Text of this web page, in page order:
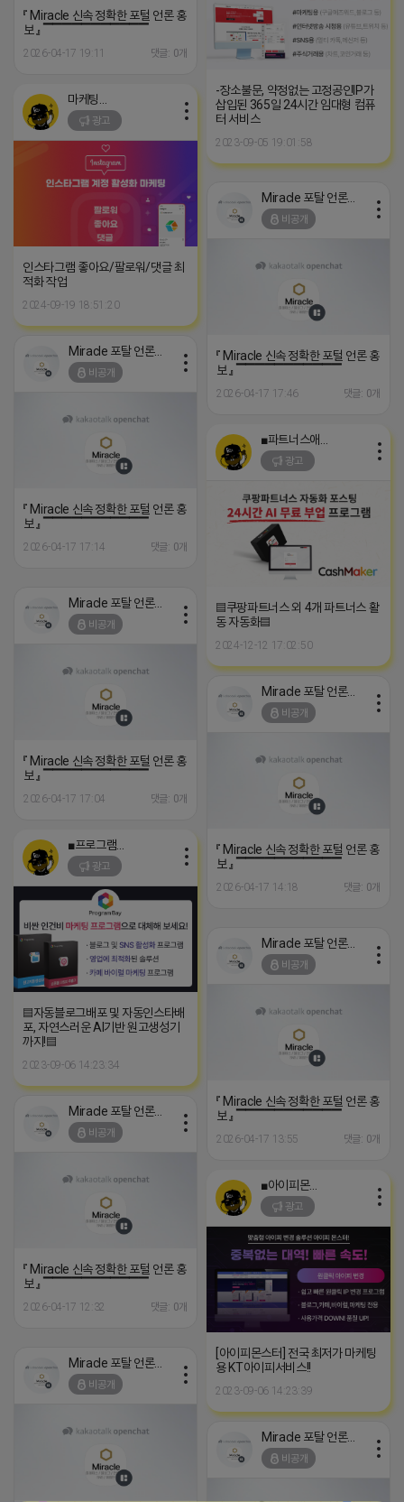
『 Miracle 신속 정확한 포털 언론 홍
보 』 ▔▔▔▔▔▔▔▔▔▔▔
2026-04-17 19:11 댓글: 0개
-장소불문, 약정없는 고정공인IP가
삽입된 365일 24시간 임대형 컴퓨
터 서비스
2023-09-05 19:01:58
광고
인스타그램 좋아요/팔로워/댓글 최
적화 작업
2024-09-19 18:51:20
Miracle 포탈 언론 홍보
비공개
『 Miracle 신속 정확한 포털 언론 홍
보 』 ▔▔▔▔▔▔▔▔▔▔▔
2026-04-17 17:46 댓글: 0개
Miracle 포탈 언론 홍보
비공개
『 Miracle 신속 정확한 포털 언론 홍
보 』 ▔▔▔▔▔▔▔▔▔▔▔
2026-04-17 17:14 댓글: 0개
광고
▤쿠팡파트너스 외 4개 파트너스 활
동 자동화▤
2024-12-12 17:02:50
Miracle 포탈 언론 홍보
비공개
『 Miracle 신속 정확한 포털 언론 홍
보 』 ▔▔▔▔▔▔▔▔▔▔▔
2026-04-17 17:04 댓글: 0개
Miracle 포탈 언론 홍보
비공개
『 Miracle 신속 정확한 포털 언론 홍
보 』 ▔▔▔▔▔▔▔▔▔▔▔
2026-04-17 14:18 댓글: 0개
광고
▤자동블로그배포 및 자동인스타배
포, 자연스러운 AI기반 원고생성기
까지!▤
2023-09-06 14:23:34
Miracle 포탈 언론 홍보
비공개
『 Miracle 신속 정확한 포털 언론 홍
보 』 ▔▔▔▔▔▔▔▔▔▔▔
2026-04-17 13:55 댓글: 0개
Miracle 포탈 언론 홍보
비공개
『 Miracle 신속 정확한 포털 언론 홍
보 』 ▔▔▔▔▔▔▔▔▔▔▔
2026-04-17 12:32 댓글: 0개
■아이피몬스터■
광고
[아이피몬스터] 전국 최저가 마케팅
용 KT아이피서비스!!
2023-09-06 14:23:39
Miracle 포탈 언론 홍보
비공개
Miracle 포탈 언론 홍보
비공개